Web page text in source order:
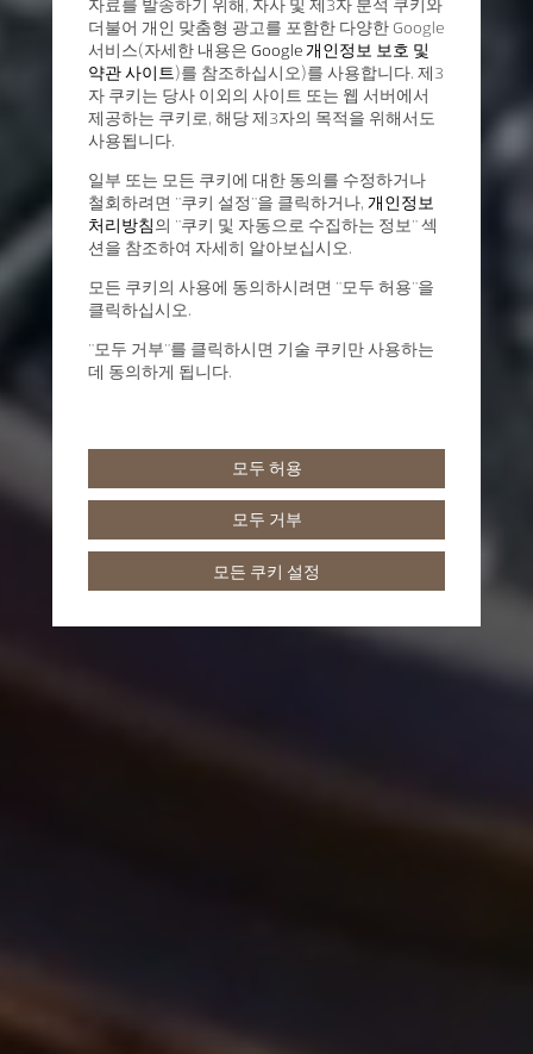
더불어 개인 맞춤형 광고를 포함한 다양한 Google
서비스(자세한 내용은 Google 개인정보 보호 및
약관 사이트)를 참조하십시오)를 사용합니다. 제3
자 쿠키는 당사 이외의 사이트 또는 웹 서버에서
제공하는 쿠키로, 해당 제3자의 목적을 위해서도
사용됩니다.
일부 또는 모든 쿠키에 대한 동의를 수정하거나
철회하려면 "쿠키 설정"을 클릭하거나, 개인정보
처리방침의 "쿠키 및 자동으로 수집하는 정보" 섹
션을 참조하여 자세히 알아보십시오.
모든 쿠키의 사용에 동의하시려면 "모두 허용"을
클릭하십시오.
"모두 거부"를 클릭하시면 기술 쿠키만 사용하는
데 동의하게 됩니다.
모두 허용
모두 거부
모든 쿠키 설정